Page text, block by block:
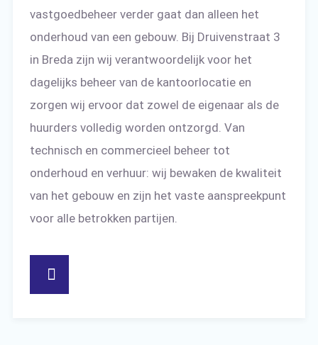
vastgoedbeheer verder gaat dan alleen het
onderhoud van een gebouw. Bij Druivenstraat 3
in Breda zijn wij verantwoordelijk voor het
dagelijks beheer van de kantoorlocatie en
zorgen wij ervoor dat zowel de eigenaar als de
huurders volledig worden ontzorgd. Van
technisch en commercieel beheer tot
onderhoud en verhuur: wij bewaken de kwaliteit
van het gebouw en zijn het vaste aanspreekpunt
voor alle betrokken partijen.